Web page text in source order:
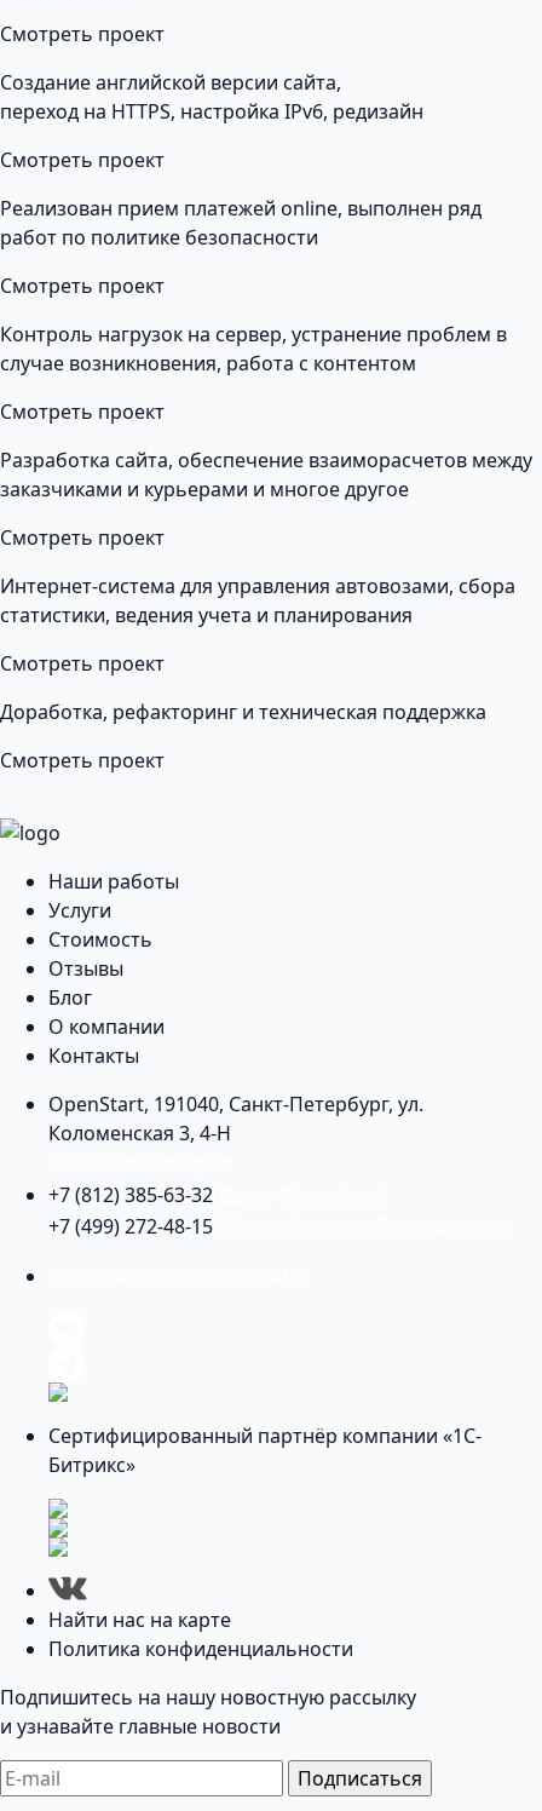
Смотреть проект
Создание английской версии сайта,
переход на HTTPS, настройка IPv6, редизайн
Смотреть проект
Реализован прием платежей online, выполнен ряд
работ по политике безопасности
Смотреть проект
Контроль нагрузок на сервер, устранение проблем в
случае возникновения, работа с контентом
Смотреть проект
Разработка сайта, обеспечение взаиморасчетов между
заказчиками и курьерами и многое другое
Смотреть проект
Интернет-система для управления автовозами, сбора
статистики, ведения учета и планирования
Смотреть проект
Доработка, рефакторинг и техническая поддержка
Смотреть проект
Наши работы
Услуги
Стоимость
Отзывы
Блог
О компании
Контакты
OpenStart, 191040, Санкт-Петербург, ул.
Коломенская 3, 4-Н
+7 (812) 385-63-32
+7 (499) 272-48-15
Сертифицированный партнёр компании «1С-
Битрикс»
Найти нас на карте
Политика конфиденциальности
Подпишитесь на нашу новостную рассылку
и узнавайте главные новости
Подписаться